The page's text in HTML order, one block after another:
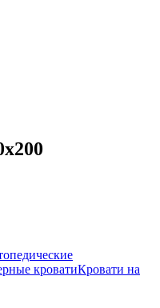
кроватиКровати на